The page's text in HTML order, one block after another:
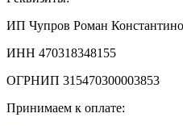
ИП Чупров Роман
ИНН 470318348155
ОГРНИП 315470300003853
Принимаем к оплате: